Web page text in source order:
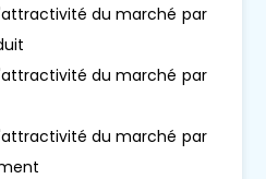
du marché par
du marché par
du marché par